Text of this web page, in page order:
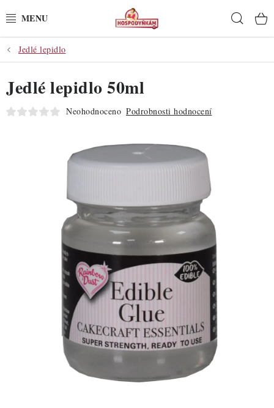
na
POTŘEBY
POMŮCKY
SUROVINY
POCHUTINY
ZDRAVÉ PEČENÍ
DÁRKOVÉ POUKAZY
TÉMATICKÉ PRODUKTY
PROFI BALENÍ
Jedlé lepidlo
Jedlé lepidlo 50ml
Neohodnoceno Podrobnosti hodnocení